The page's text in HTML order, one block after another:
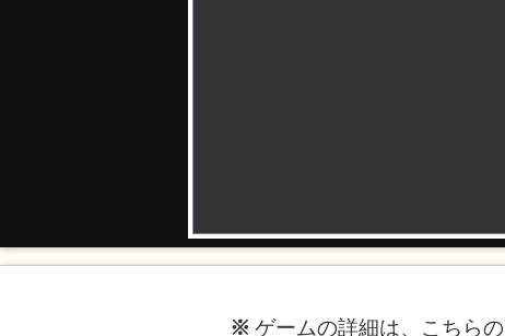
※ ゲームの詳細は、こちらの